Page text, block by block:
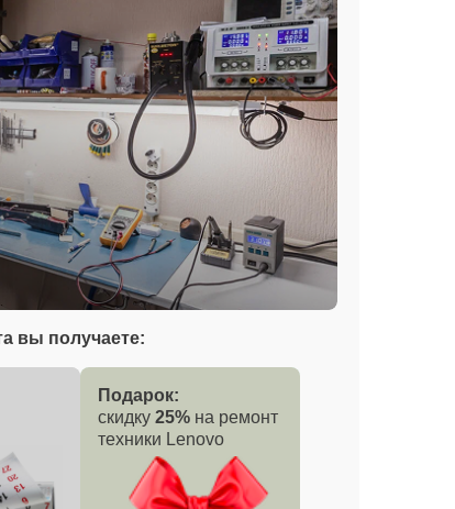
вы получаете:
Подарок:
скидку 25% на ремонт
техники Lenovo